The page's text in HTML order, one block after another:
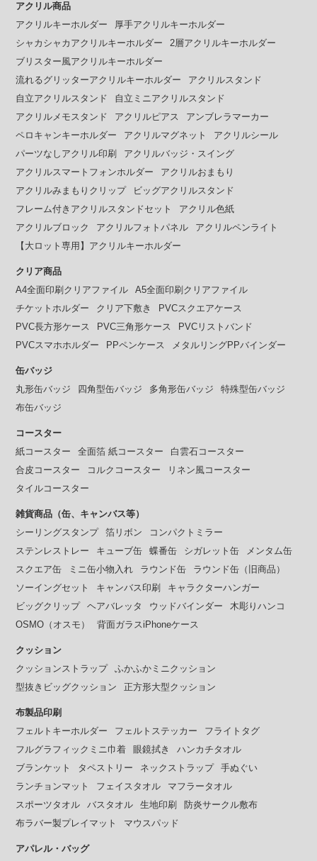
アクリル商品
アクリルキーホルダー
厚手アクリルキーホルダー
シャカシャカアクリルキーホルダー
2層アクリルキーホルダー
ブリスター風アクリルキーホルダー
流れるグリッターアクリルキーホルダー
アクリルスタンド
自立アクリルスタンド
自立ミニアクリルスタンド
アクリルメモスタンド
アクリルピアス
アンブレラマーカー
ペロキャンキーホルダー
アクリルマグネット
アクリルシール
パーツなしアクリル印刷
アクリルバッジ・スイング
アクリルスマートフォンホルダー
アクリルおまもり
アクリルみまもりクリップ
ビッグアクリルスタンド
フレーム付きアクリルスタンドセット
アクリル色紙
アクリルブロック
アクリルフォトパネル
アクリルペンライト
【大ロット専用】アクリルキーホルダー
クリア商品
A4全面印刷クリアファイル
A5全面印刷クリアファイル
チケットホルダー
クリア下敷き
PVCスクエアケース
PVC長方形ケース
PVC三角形ケース
PVCリストバンド
PVCスマホホルダー
PPペンケース メタルリングPPバインダー
缶バッジ
丸形缶バッジ
四角型缶バッジ 多角形缶バッジ
特殊型缶バッジ
布缶バッジ
コースター
紙コースター
全面箔 紙コースター
白雲石コースター
合皮コースター
コルクコースター
リネン風コースター
タイルコースター
雑貨商品（缶、キャンバス等）
シーリングスタンプ
箔リボン
コンパクトミラー
ステンレストレー
キューブ缶 蝶番缶 シガレット缶
メンタム缶
スクエア缶
ミニ缶小物入れ ラウンド缶
ラウンド缶（旧商品）
ソーイングセット
キャンバス印刷
キャラクターハンガー
ビッグクリップ
ヘアバレッタ ウッドバインダー
木彫りハンコ
OSMO（オスモ）
背面ガラスiPhoneケース
クッション
クッションストラップ
ふかふかミニクッション
型抜きビッグクッション
正方形大型クッション
布製品印刷
フェルトキーホルダー
フェルトステッカー
フライトタグ
フルグラフィックミニ巾着
眼鏡拭き
ハンカチタオル
ブランケット
タペストリー ネックストラップ
手ぬぐい
ランチョンマット
フェイスタオル
マフラータオル
スポーツタオル
バスタオル 生地印刷
防炎サークル敷布
布ラバー製プレイマット
マウスパッド
アパレル・バッグ